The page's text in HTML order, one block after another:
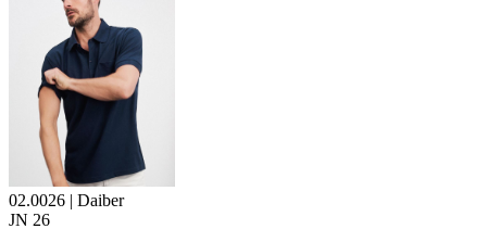
02.0026 | Daiber
JN 26